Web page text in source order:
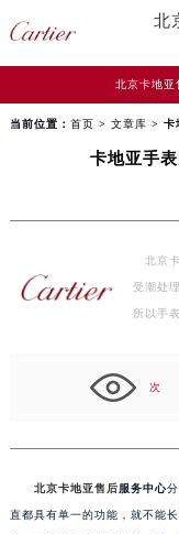
北
北京卡地亚
当前位置： 首页 > 文章库 > 卡
卡地亚手
北京卡
受潮处
所以手
次
北京卡地亚售后服务中心
直都具有单一的功能，就不能